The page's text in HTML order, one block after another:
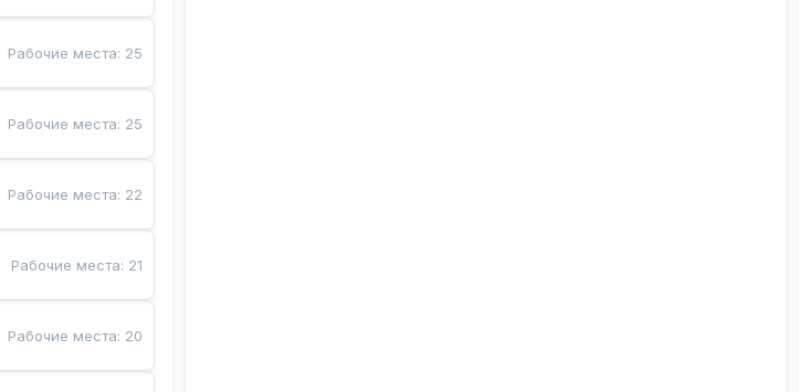
Рабочие места: 25
Рабочие места: 25
Рабочие места: 22
Рабочие места: 21
Рабочие места: 20